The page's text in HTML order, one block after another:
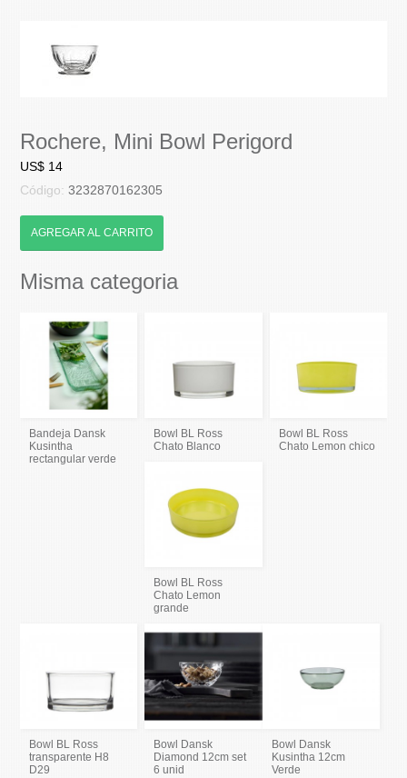
Rochere, Mini Bowl Perigord
US$ 14
Código:3232870162305
AGREGAR AL CARRITO
Misma categoria
Bandeja Dansk
Kusintha
rectangular verde
Bowl BL Ross
Chato Blanco
Bowl BL Ross
Chato Lemon chico
Bowl BL Ross
Chato Lemon
grande
Bowl BL Ross
transparente H8
D29
Bowl Dansk
Diamond 12cm set
6 unid
Bowl Dansk
Kusintha 12cm
Verde